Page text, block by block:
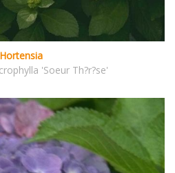
Hortensia
'Soeur Th?r?se'